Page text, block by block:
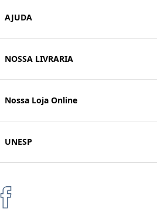
AJUDA
NOSSA LIVRARIA
Nossa Loja Online
UNESP